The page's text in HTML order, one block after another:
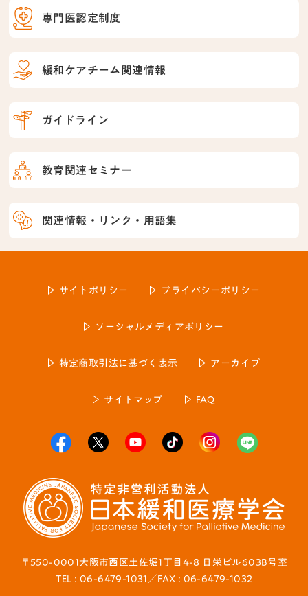
専門医認定制度
緩和ケアチーム関連情報
ガイドライン
教育関連セミナー
関連情報・リンク・用語集
〒550-0001大阪市西区土佐堀1丁目4-8 日栄ビル603B号室
TEL : 06-6479-1031／FAX : 06-6479-1032
サイトポリシー プライバシーポリシー
ソーシャルメディアポリシー
特定商取引法に基づく表示 アーカイブ
サイトマップ FAQ